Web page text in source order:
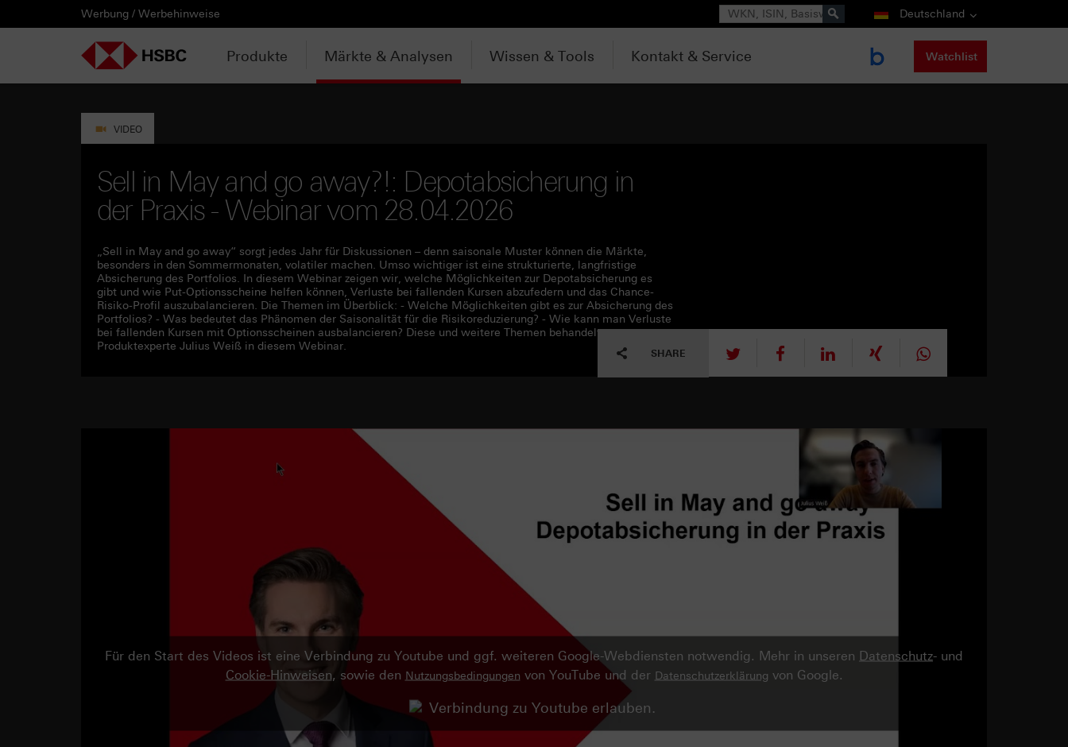
PRODUKTE
HEBELPRODUKTE
MÄRKTE & ANALYSEN
WISSEN & TOOLS
KONTAKT & SERVICE
DOWNLOADCENTER
LÄNDERAUSWAHL
Deutschland
AUSGEWÄHLTE SEITEN
HEBELPRODUKTE
Knock-out-Produkte
Weitere Hebelprodukte
Ausgestoppte Produkte
Intraday-Emissionen
ANLAGEPRODUKTE
Aktien- / Indexanleihen
Discount-Zertifikate
Express-Zertifikate
AKTUELLES
Neuemissionen
Trading-Aktionen
Intraday-Emissionen
ANALYSEN
Daily Trading
Trendkompass
Newsletter-Abonnement
VIDEOS
ntv-Zertifikate mit HSBC
Zertifikate Aktuell mit HSBC
WATCHLIST
Login / Zur Watchlist
WEBINARE
Webinartermine
WISSEN
kostenlose eBooks
Aktien- / Indexanleihen Rechner
Open End Knock-out-Produkte
KONTAKT
Kontaktformular
SERVICE
Wir über uns
DOWNLOADCENTER
Basisprospekte /
Wertpapierbeschreibungen
Unvollständige
Werbung / Werbehinweise Suche Deutschland
Produkte Märkte & Analysen Wissen & Tools Kontakt & Service Watchlist
VIDEO
Sell in May and go away?!: Depotabsicherung in
der Praxis - Webinar vom 28.04.2026
„Sell in May and go away“ sorgt jedes Jahr für Diskussionen – denn saisonale Muster können die Märkte,
besonders in den Sommermonaten, volatiler machen. Umso wichtiger ist eine strukturierte, langfristige
Absicherung des Portfolios. In diesem Webinar zeigen wir, welche Möglichkeiten zur Depotabsicherung es
gibt und wie Put-Optionsscheine helfen können, Verluste bei fallenden Kursen abzufedern und das Chance-
Risiko-Profil auszubalancieren. Die Themen im Überblick: - Welche Möglichkeiten gibt es zur Absicherung des
Portfolios? - Was bedeutet das Phänomen der Saisonalität für die Risikoreduzierung? - Wie kann man Verluste
bei fallenden Kursen mit Optionsscheinen ausbalancieren? Diese und weitere Themen behandelt unser
Produktexperte Julius Weiß in diesem Webinar.
SHARE tweet mitteilen
Für den Start des Videos ist eine Verbindung zu Youtube und ggf. weiteren Google-Webdiensten notwendig. Mehr in unseren Datenschutz- und
Cookie-Hinweisen, sowie den Nutzungsbedingungen von YouTube und der Datenschutzerklärung von Google.
Verbindung zu Youtube erlauben.